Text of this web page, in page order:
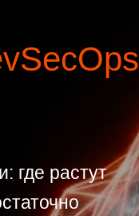
где растут